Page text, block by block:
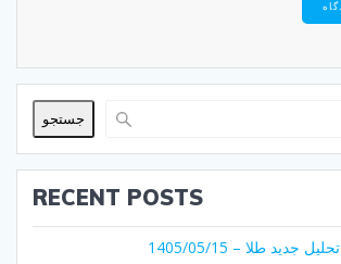
جستجو
RECENT POSTS
تحلیل جدید طلا – 1405/05/15